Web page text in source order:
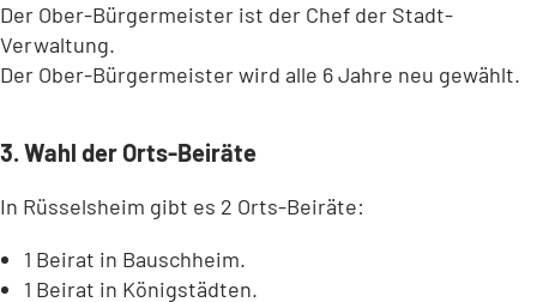
Der Ober-Bürgermeister ist der Chef der Stadt-
Verwaltung.
Der Ober-Bürgermeister wird alle 6 Jahre neu gewählt.
3. Wahl der Orts-Beiräte
In Rüsselsheim gibt es 2 Orts-Beiräte:
1 Beirat in Bauschheim.
1 Beirat in Königstädten.